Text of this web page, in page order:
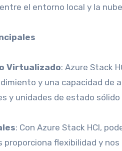
el entorno local y la
Virtualizado: Azure Stack
y una capacidad de
y unidades de estado
: Con Azure Stack HCI,
proporciona flexibilidad y